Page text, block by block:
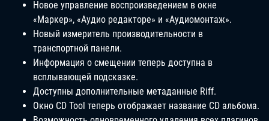
Новое управление воспроизведением в окне
«Маркер», «Аудио редакторе» и «Аудиомонтаж».
Новый измеритель производительности в
транспортной панели.
Информация о смещении теперь доступна в
всплывающей подсказке.
Доступны дополнительные метаданные Riff.
Окно CD Tool теперь отображает название CD альбома.